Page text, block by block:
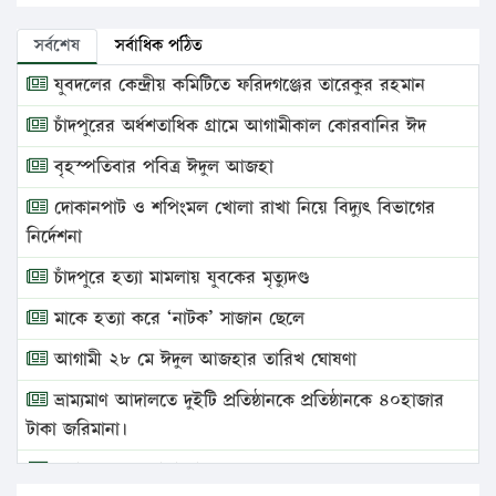
সর্বশেষ সর্বাধিক পঠিত
যুবদলের কেন্দ্রীয় কমিটিতে ফরিদগঞ্জের তারেকুর রহমান
চাঁদপুরের অর্ধশতাধিক গ্রামে আগামীকাল কোরবানির ঈদ
বৃহস্পতিবার পবিত্র ঈদুল আজহা
দোকানপাট ও শপিংমল খোলা রাখা নিয়ে বিদ্যুৎ বিভাগের
নির্দেশনা
চাঁদপুরে হত্যা মামলায় যুবকের মৃত্যুদণ্ড
মাকে হত্যা করে ‘নাটক’ সাজান ছেলে
আগামী ২৮ মে ঈদুল আজহার তারিখ ঘোষণা
ভ্রাম্যমাণ আদালতে দুইটি প্রতিষ্ঠানকে প্রতিষ্ঠানকে ৪০হাজার
টাকা জরিমানা।
এবার লঞ্চের ভাড়া বাড়ল